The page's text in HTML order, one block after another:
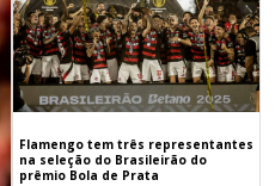
Flamengo tem três representantes
na seleção do Brasileirão do
prêmio Bola de Prata